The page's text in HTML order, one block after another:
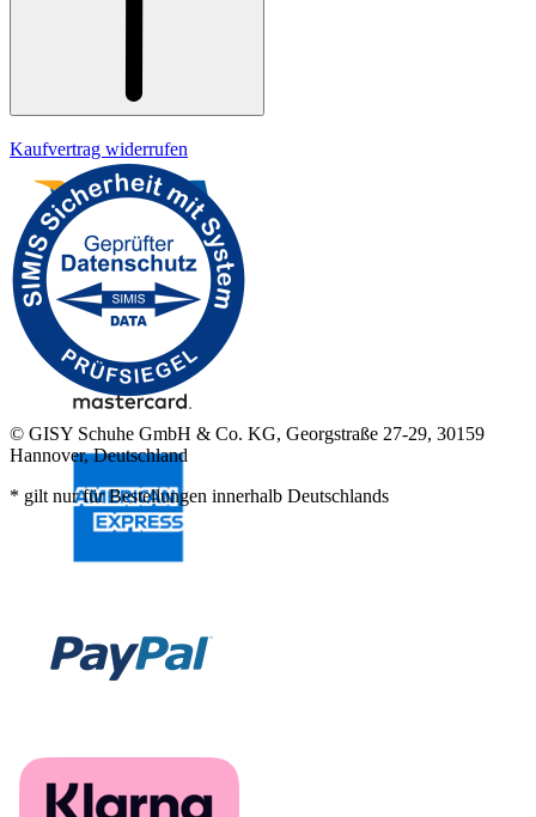
Kaufvertrag widerrufen
© GISY Schuhe GmbH & Co. KG, Georgstraße 27-29, 30159
Hannover, Deutschland
* gilt nur für Bestellungen innerhalb Deutschlands